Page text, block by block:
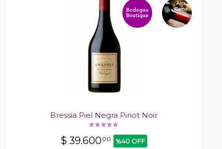
Bressia Piel Negra Pinot Noir
$ 39.60000 %40 OFF